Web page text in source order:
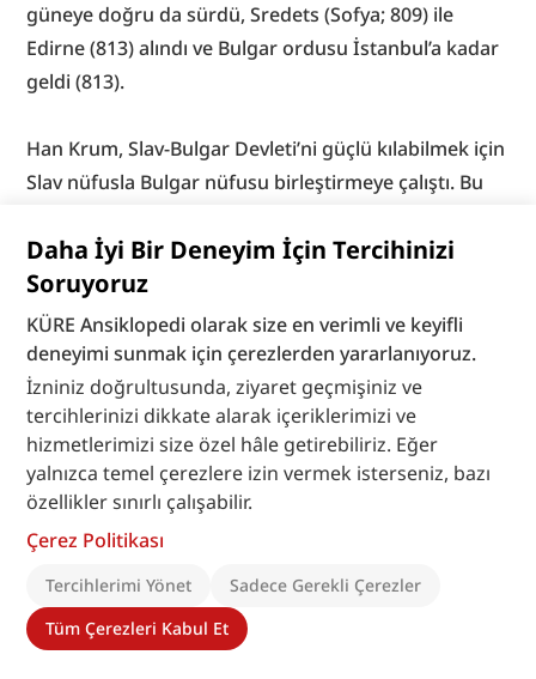
Daha İyi Bir Deneyim İçin Tercihinizi
Soruyoruz
KÜRE Ansiklopedi olarak size en verimli ve keyifli
deneyimi sunmak için çerezlerden yararlanıyoruz.
İzniniz doğrultusunda, ziyaret geçmişiniz ve
tercihlerinizi dikkate alarak içeriklerimizi ve
hizmetlerimizi size özel hâle getirebiliriz. Eğer
yalnızca temel çerezlere izin vermek isterseniz, bazı
özellikler sınırlı çalışabilir.
Çerez Politikası
Tercihlerimi Yönet
Sadece Gerekli Çerezler
Tüm Çerezleri Kabul Et
güneye doğru da sürdü, Sredets (Sofya; 809) ile
Edirne (813) alındı ve Bulgar ordusu İstanbul’a kadar
geldi (813).
Han Krum, Slav-Bulgar Devleti’ni güçlü kılabilmek için
Slav nüfusla Bulgar nüfusu birleştirmeye çalıştı. Bu
başladığı dönemdir. Han Krum, aynı zamanda feodal
düzeni ve feodallerin gücünü pekiştiren kanunlar
çıkaran hükümdar olarak da bilinmektedir. Han
Omurtag döneminde ise (816-831) Bizans’la otuz yıllık
barış yapılmış ve önemli imar hareketleri
gerçekleştirilmiştir. Han Presiyan döneminde de (836-
852) Helenleşme’lerini önlemek için bazı Slav
boylarının bulunduğu Makedonya’nın önemli yerleri
ve Rodoplar ele geçirildi. Boris zamanında (852-889)
Hıristiyanlık kabul edilerek (865) devletin resmî dini
oldu ve Bulgar kilisesi İstanbul’a bağlandı.
Hıristiyanlığın kabulü ile devletin öteki hıristiyan
devletler nezdinde itibarı yükseldiği gibi içeride Slav